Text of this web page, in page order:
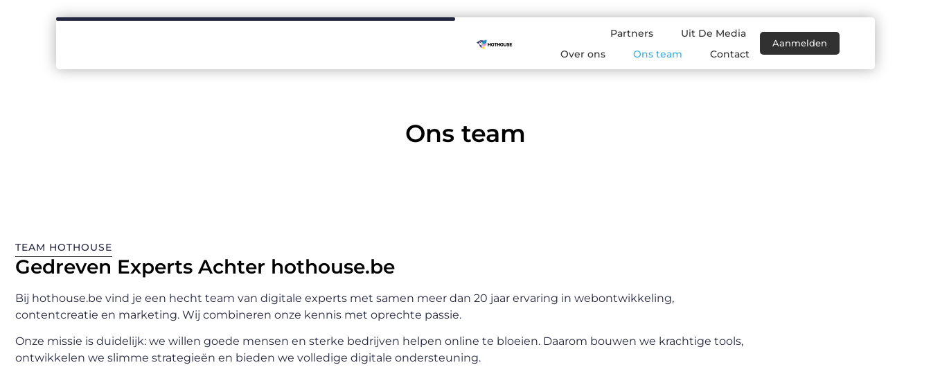
Partners
Uit De Media
Over ons
Ons team Contact
Aanmelden
Ons team
TEAM HOTHOUSE
Gedreven Experts Achter hothouse.be
Bij hothouse.be vind je een hecht team van digitale experts met samen meer dan 20 jaar ervaring in webontwikkeling,
contentcreatie en marketing. Wij combineren onze kennis met oprechte passie.
Onze missie is duidelijk: we willen goede mensen en sterke bedrijven helpen online te bloeien. Daarom bouwen we krachtige tools,
ontwikkelen we slimme strategieën en bieden we volledige digitale ondersteuning.